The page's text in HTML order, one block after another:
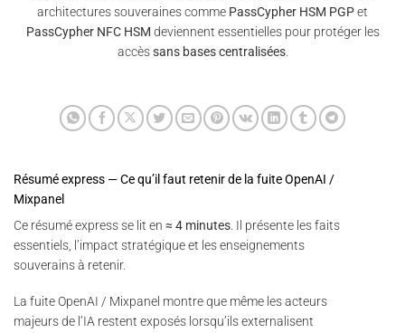
architectures souveraines comme PassCypher HSM PGPet
PassCypher NFC HSM deviennent essentielles pour protéger les
accèssans bases centralisées.
Résumé express — Ce qu’il faut retenir de la fuite OpenAI /
Mixpanel
Ce résumé express se lit en ≈ 4 minutes . Il présente les faits
essentiels, l’impact stratégique et les enseignements
souverains à retenir.
La fuite OpenAI / Mixpanel montre que même les acteurs
majeurs de l’IA restent exposés lorsqu’ils externalisent